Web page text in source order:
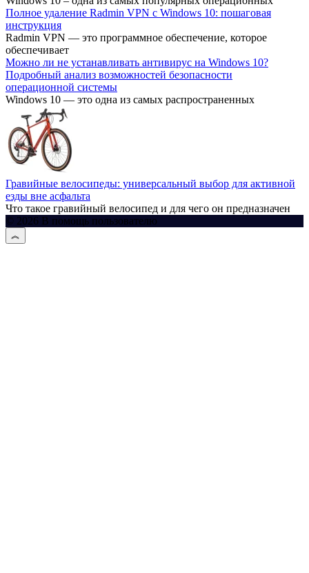
Полное удаление Radmin VPN с Windows 10: пошаговая
инструкция
Radmin VPN — это программное обеспечение, которое
обеспечивает
Можно ли не устанавливать антивирус на Windows 10?
Подробный анализ возможностей безопасности
операционной системы
Windows 10 — это одна из самых распространенных
Гравийные велосипеды: универсальный выбор для активной
езды вне асфальта
Что такое гравийный велосипед и для чего он предназначен
© 2026 В помощь пользователю